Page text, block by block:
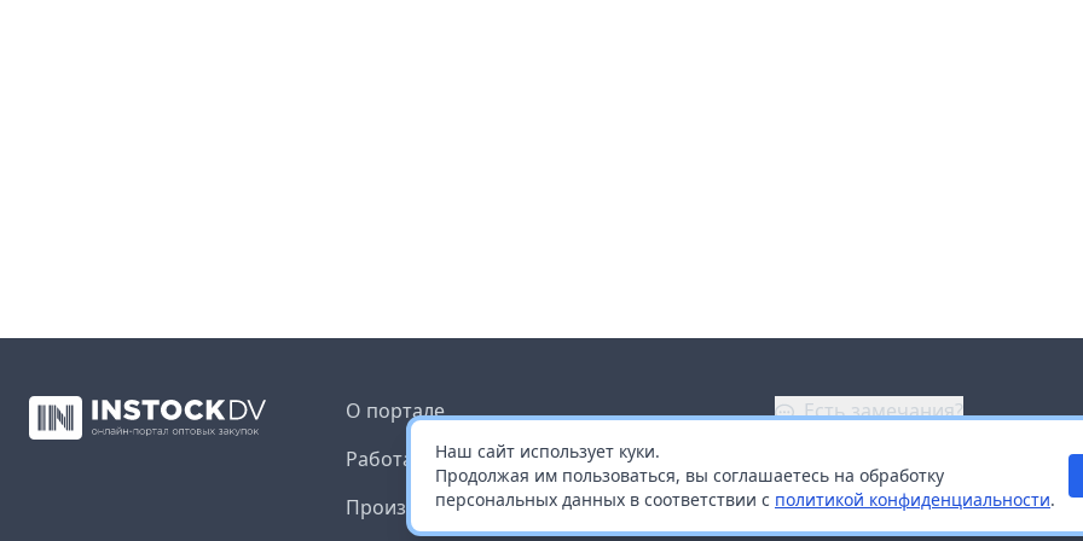
Наш сайт использует куки.
Продолжая им пользоваться, вы соглашаетесь на обработку
персональных данных в соответствии с политикой конфиденциальности.
О портале
Работа с платформой
Производителям и дистрибьюторам
Есть замечания?
Заказать звонок